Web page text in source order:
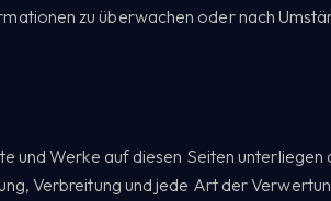
zu überwachen oder nach
und Werke auf diesen Seiten unterliegen
Verbreitung und jede Art der